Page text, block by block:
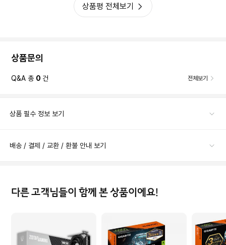
상품평 전체보기
상품문의
Q&A 총 0 건 전체보기
상품 필수 정보 보기
배송 / 결제 / 교환 / 환불 안내 보기
다른 고객님들이 함께 본 상품이에요!